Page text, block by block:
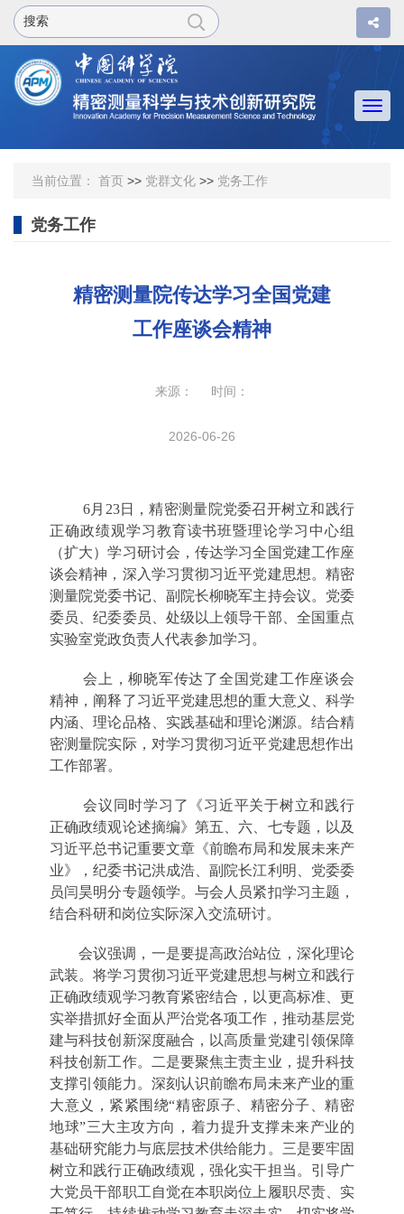
当前位置： 首页 >> 党群文化 >> 党务工作
党务工作
精密测量院传达学习全国党建
工作座谈会精神
来源： 时间：
2026-06-26
6月23日，精密测量院党委召开树立和践行
正确政绩观学习教育读书班暨理论学习中心组
（扩大）学习研讨会，传达学习全国党建工作座
谈会精神，深入学习贯彻习近平党建思想。精密
测量院党委书记、副院长柳晓军主持会议。党委
委员、纪委委员、处级以上领导干部、全国重点
实验室党政负责人代表参加学习。
会上，柳晓军传达了全国党建工作座谈会
精神，阐释了习近平党建思想的重大意义、科学
内涵、理论品格、实践基础和理论渊源。结合精
密测量院实际，对学习贯彻习近平党建思想作出
工作部署。
会议同时学习了《习近平关于树立和践行
正确政绩观论述摘编》第五、六、七专题，以及
习近平总书记重要文章《前瞻布局和发展未来产
业》，纪委书记洪成浩、副院长江利明、党委委
员闫昊明分专题领学。与会人员紧扣学习主题，
结合科研和岗位实际深入交流研讨。
会议强调，一是要提高政治站位，深化理论
武装。将学习贯彻习近平党建思想与树立和践行
正确政绩观学习教育紧密结合，以更高标准、更
实举措抓好全面从严治党各项工作，推动基层党
建与科技创新深度融合，以高质量党建引领保障
科技创新工作。二是要聚焦主责主业，提升科技
支撑引领能力。深刻认识前瞻布局未来产业的重
大意义，紧紧围绕“精密原子、精密分子、精密
地球”三大主攻方向，着力提升支撑未来产业的
基础研究能力与底层技术供给能力。三是要牢固
树立和践行正确政绩观，强化实干担当。引导广
大党员干部职工自觉在本职岗位上履职尽责、实